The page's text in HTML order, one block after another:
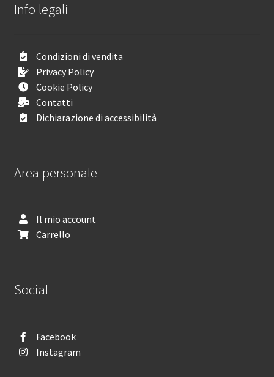
Info legali
Condizioni di vendita
Privacy Policy
Cookie Policy
Contatti
Dichiarazione di accessibilità
Area personale
Il mio account
Carrello
Social
Facebook
Instagram